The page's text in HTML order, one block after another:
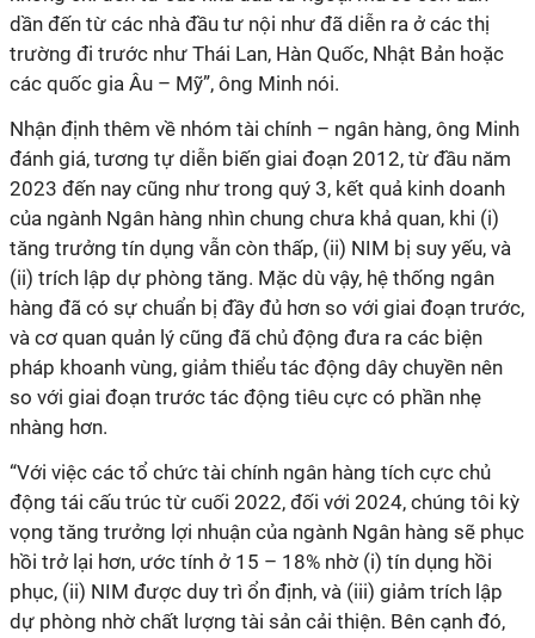
dần đến từ các nhà đầu tư nội như đã diễn ra ở các thị
trường đi trước như Thái Lan, Hàn Quốc, Nhật Bản hoặc
các quốc gia Âu – Mỹ”, ông Minh nói.
Nhận định thêm về nhóm tài chính – ngân hàng, ông Minh
đánh giá, tương tự diễn biến giai đoạn 2012, từ đầu năm
2023 đến nay cũng như trong quý 3, kết quả kinh doanh
của ngành Ngân hàng nhìn chung chưa khả quan, khi (i)
tăng trưởng tín dụng vẫn còn thấp, (ii) NIM bị suy yếu, và
(ii) trích lập dự phòng tăng. Mặc dù vậy, hệ thống ngân
hàng đã có sự chuẩn bị đầy đủ hơn so với giai đoạn trước,
và cơ quan quản lý cũng đã chủ động đưa ra các biện
pháp khoanh vùng, giảm thiểu tác động dây chuyền nên
so với giai đoạn trước tác động tiêu cực có phần nhẹ
nhàng hơn.
“Với việc các tổ chức tài chính ngân hàng tích cực chủ
động tái cấu trúc từ cuối 2022, đối với 2024, chúng tôi kỳ
vọng tăng trưởng lợi nhuận của ngành Ngân hàng sẽ phục
hồi trở lại hơn, ước tính ở 15 – 18% nhờ (i) tín dụng hồi
phục, (ii) NIM được duy trì ổn định, và (iii) giảm trích lập
dự phòng nhờ chất lượng tài sản cải thiện. Bên cạnh đó,